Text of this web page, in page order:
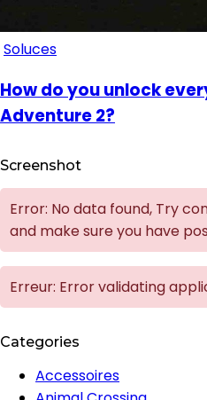
Soluces
How do you unlock
Adventure 2?
Screenshot
Error: No data found, Try
and make sure you have
Erreur: Error validating
Categories
Accessoires